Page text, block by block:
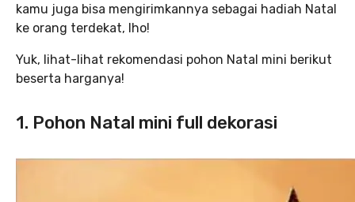
kamu juga bisa mengirimkannya sebagai hadiah Natal
ke orang terdekat, lho!
Yuk, lihat-lihat rekomendasi pohon Natal mini berikut
beserta harganya!
1. Pohon Natal mini full dekorasi